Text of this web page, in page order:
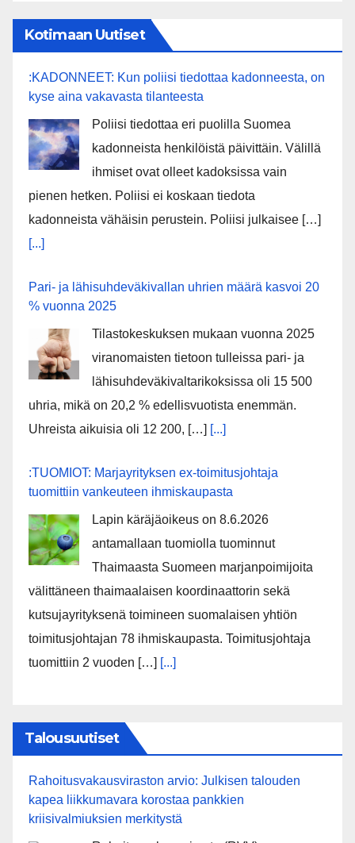
Kotimaan Uutiset
:KADONNEET: Kun poliisi tiedottaa kadonneesta, on
kyse aina vakavasta tilanteesta
Poliisi tiedottaa eri puolilla Suomea
kadonneista henkilöistä päivittäin. Välillä
ihmiset ovat olleet kadoksissa vain
pienen hetken. Poliisi ei koskaan tiedota
kadonneista vähäisin perustein. Poliisi julkaisee […]
[...]
Pari- ja lähisuhdeväkivallan uhrien määrä kasvoi 20
% vuonna 2025
Tilastokeskuksen mukaan vuonna 2025
viranomaisten tietoon tulleissa pari- ja
lähisuhdeväkivaltarikoksissa oli 15 500
uhria, mikä on 20,2 % edellisvuotista enemmän.
Uhreista aikuisia oli 12 200, […] [...]
:TUOMIOT: Marjayrityksen ex-toimitusjohtaja
tuomittiin vankeuteen ihmiskaupasta
Lapin käräjäoikeus on 8.6.2026
antamallaan tuomiolla tuominnut
Thaimaasta Suomeen marjanpoimijoita
välittäneen thaimaalaisen koordinaattorin sekä
kutsujayrityksenä toimineen suomalaisen yhtiön
toimitusjohtajan 78 ihmiskaupasta. Toimitusjohtaja
tuomittiin 2 vuoden […] [...]
Talousuutiset
Rahoitusvakausviraston arvio: Julkisen talouden
kapea liikkumavara korostaa pankkien
kriisivalmiuksien merkitystä